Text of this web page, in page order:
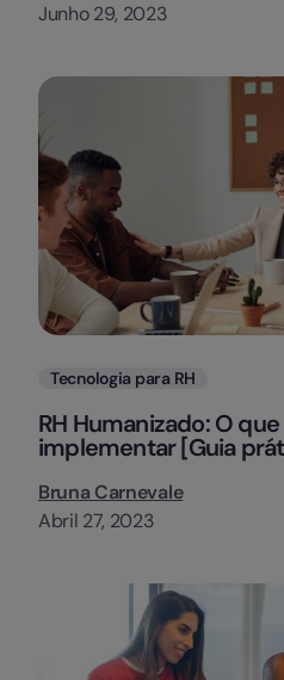
Junho 29, 2023
Categorias
Tecnologia para RH
RH Humanizado: O
implementar [Guia
Bruna Carnevale
Abril 27, 2023